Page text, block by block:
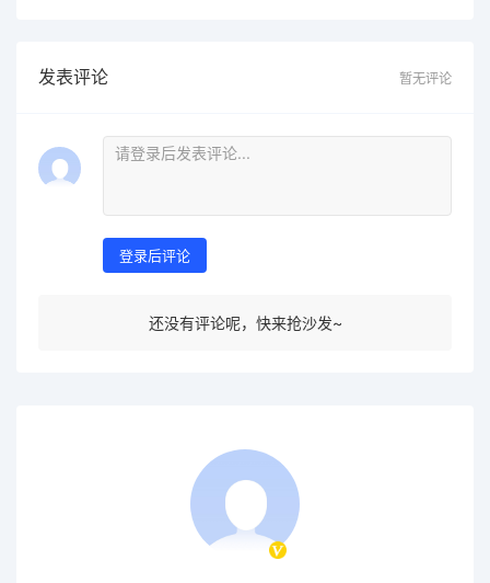
发表评论 暂无评论
登录后评论
还没有评论呢，快来抢沙发~